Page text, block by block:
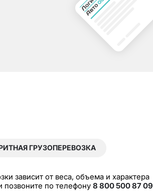
ГРУЗОПЕРЕВОЗКА
зависит от веса, объема и характера
позвоните по телефону 8 800 500 87 09